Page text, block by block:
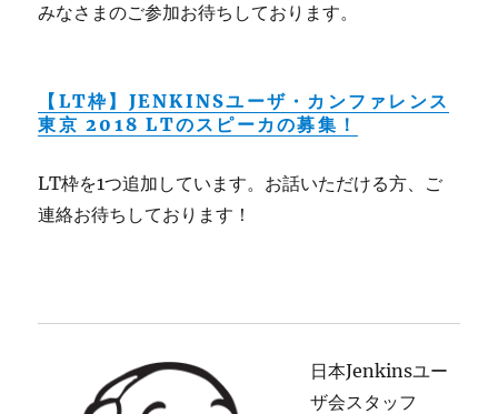
みなさまのご参加お待ちしております。
【LT枠】JENKINSユーザ・カンファレンス
東京 2018 LTのスピーカの募集！
LT枠を1つ追加しています。お話いただける方、ご
連絡お待ちしております！
日本Jenkinsユー
ザ会スタッフ